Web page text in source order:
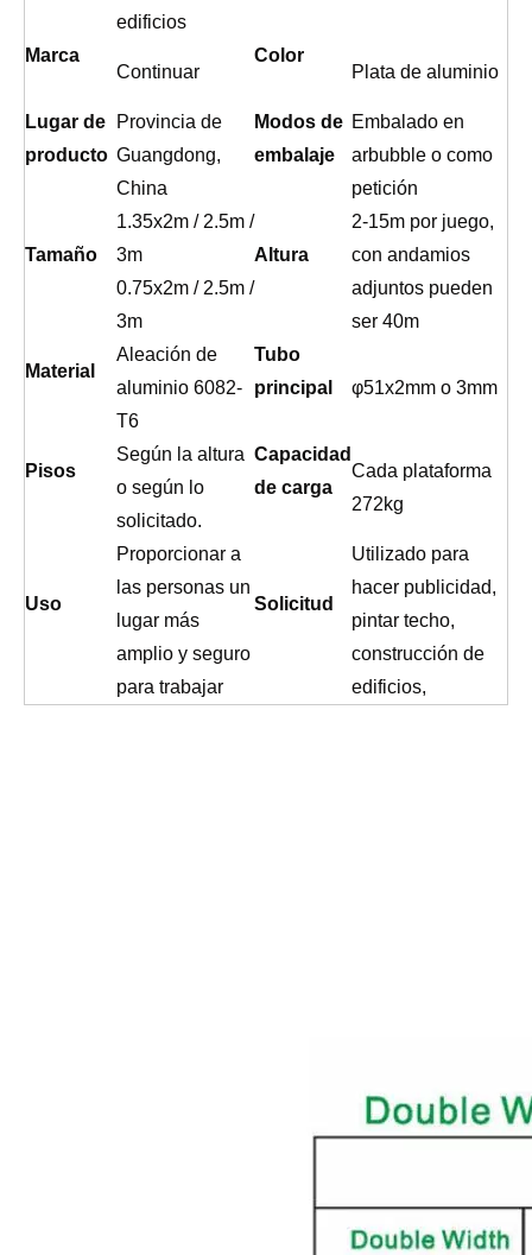
edificios
Marca
Continuar
Color
Plata de aluminio
Lugar de
producto
Provincia de
Guangdong,
China
Modos de
embalaje
Embalado en
arbubble o como
petición
Tamaño
1.35x2m / 2.5m /
3m
0.75x2m / 2.5m /
3m
Altura
2-15m por juego,
con andamios
adjuntos pueden
ser 40m
Material
Aleación de
aluminio 6082-
T6
Tubo
principal
φ51x2mm o 3mm
Pisos
Según la altura
o según lo
solicitado.
Capacidad
de carga
Cada plataforma
272kg
Uso
Proporcionar a
las personas un
lugar más
amplio y seguro
para trabajar
Solicitud
Utilizado para
hacer publicidad,
pintar techo,
construcción de
edificios,